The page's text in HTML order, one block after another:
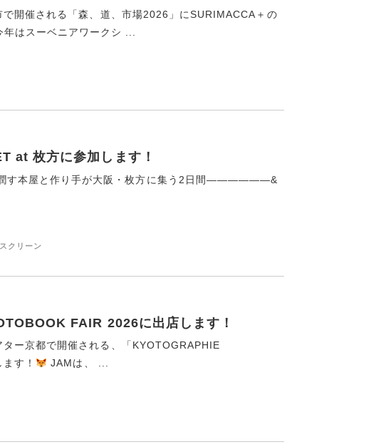
開催される「森、道、市場2026」にSURIMACCA＋の
年はスーベニアワークシ ...
at 枚方に参加します！
潤す本屋と作り手が大阪・枚方に集う2日間——————&
クリーン
FAIR 2026に出店します！
ー京都で開催される、「KYOTOGRAPHIE
す！
JAMは、 ...